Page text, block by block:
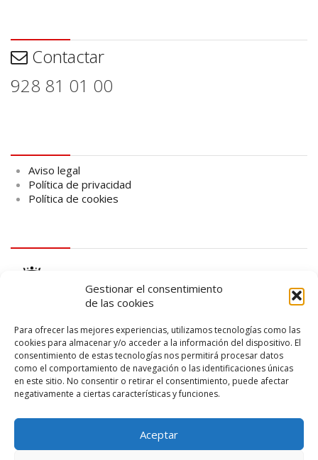
Gestionar el consentimiento
de las cookies
Para ofrecer las mejores experiencias, utilizamos tecnologías como las
cookies para almacenar y/o acceder a la información del dispositivo. El
consentimiento de estas tecnologías nos permitirá procesar datos
como el comportamiento de navegación o las identificaciones únicas
en este sitio. No consentir o retirar el consentimiento, puede afectar
negativamente a ciertas características y funciones.
Aceptar
Contactar
928 81 01 00
Aviso legal
Política de privacidad
Política de cookies
logo SID